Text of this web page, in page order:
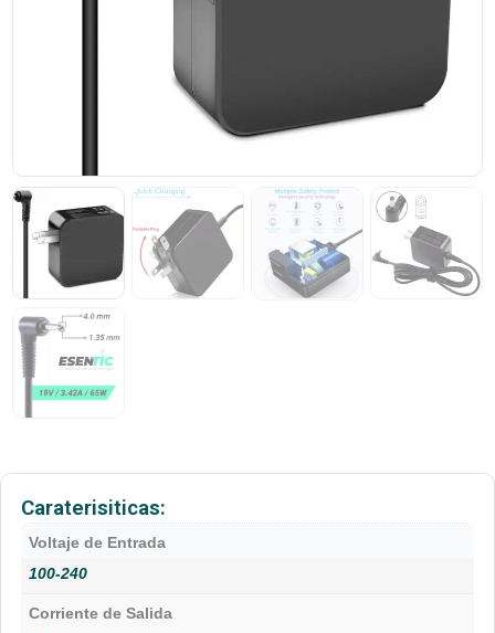
Caraterisiticas:
Voltaje de Entrada
100-240
Corriente de Salida